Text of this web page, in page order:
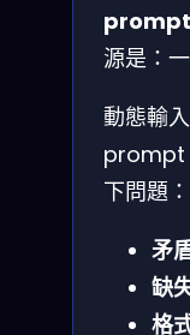
prompt
源是：
動態輸
prompt
下問題：
矛
缺
格